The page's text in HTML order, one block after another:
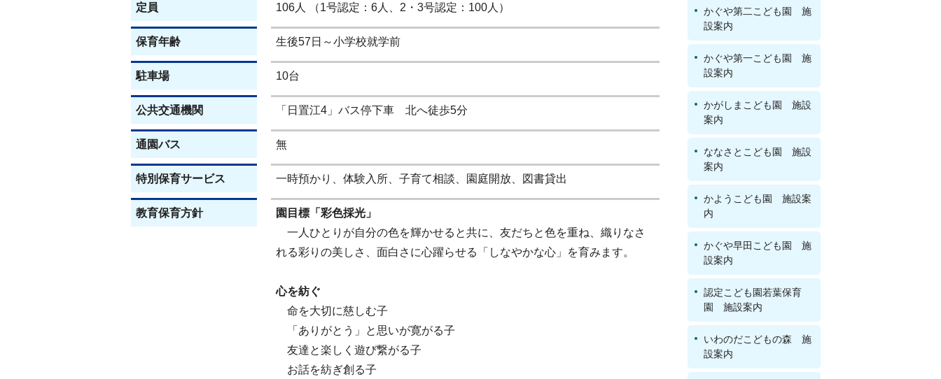
定員 106人 （1号認定：6人、2・3号認定：100人）
保育年齢 生後57日～小学校就学前
駐車場 10台
公共交通機関 「日置江4」バス停下車 北へ徒歩5分
通園バス 無
特別保育サービス 一時預かり、体験入所、子育て相談、園庭開放、図書貸出
教育保育方針
園目標「彩色採光」
一人ひとりが自分の色を輝かせると共に、友だちと色を重ね、織りなさ
れる彩りの美しさ、面白さに心躍らせる「しなやかな心」を育みます。
心を紡ぐ
命を大切に慈しむ子
「ありがとう」と思いが寛がる子
友達と楽しく遊び繋がる子
お話を紡ぎ創る子
かぐや第二こども園 施
設案内
かぐや第一こども園 施
設案内
かがしまこども園 施設
案内
ななさとこども園 施設
案内
かようこども園 施設案
内
かぐや早田こども園 施
設案内
認定こども園若葉保育
園 施設案内
いわのだこどもの森 施
設案内